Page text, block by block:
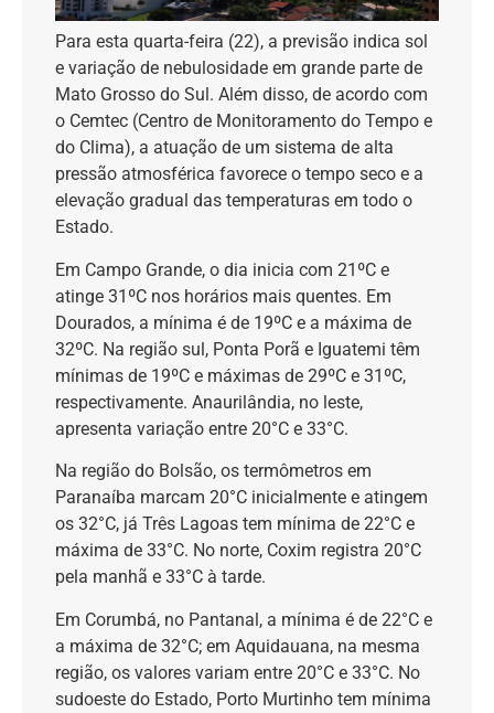
Para esta quarta-feira (22), a previsão indica sol
e variação de nebulosidade em grande parte de
Mato Grosso do Sul. Além disso, de acordo com
o Cemtec (Centro de Monitoramento do Tempo e
do Clima), a atuação de um sistema de alta
pressão atmosférica favorece o tempo seco e a
elevação gradual das temperaturas em todo o
Estado.
Em Campo Grande, o dia inicia com 21ºC e
atinge 31ºC nos horários mais quentes. Em
Dourados, a mínima é de 19ºC e a máxima de
32ºC. Na região sul, Ponta Porã e Iguatemi têm
mínimas de 19ºC e máximas de 29ºC e 31ºC,
respectivamente. Anaurilândia, no leste,
apresenta variação entre 20°C e 33°C.
Na região do Bolsão, os termômetros em
Paranaíba marcam 20°C inicialmente e atingem
os 32°C, já Três Lagoas tem mínima de 22°C e
máxima de 33°C. No norte, Coxim registra 20°C
pela manhã e 33°C à tarde.
Em Corumbá, no Pantanal, a mínima é de 22°C e
a máxima de 32°C; em Aquidauana, na mesma
região, os valores variam entre 20°C e 33°C. No
sudoeste do Estado, Porto Murtinho tem mínima